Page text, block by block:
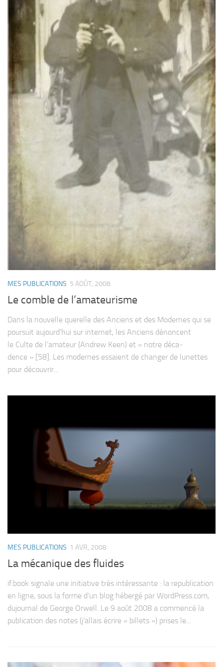
MES PUBLICATIONS 5 AOÛT, 2008
Le comble de l’amateurisme
Dans la nou­velle que­relle des Anciens et des Modernes qui se
pour­suit aujourd’hui sur inter­net, les Anciens dénoncent
le Culte de l’amateur (Andrew Keen) et « notre déca­
dence » [58]. Les modernes essaient de chan­ger de lunettes
pour décou­vrir...
MES PUBLICATIONS 1 AVR, 2008
La mécanique des fluides
if:book signale une ini­tia­tive très inté­res­sante : la repu­bli­ca­tion
en ligne, sous la forme d’un blog hébergé par Word​Press​.com,
dujour­nal de George Orwell. Le 9 août 2008 a com­mencé la
publi­ca­tion des notes (j’allais écrire « billets ») prises le...